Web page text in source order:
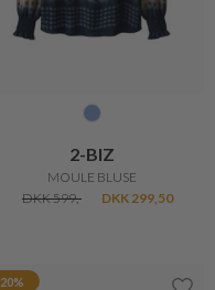
2-BIZ
MOULE BLUSE
DKK 599,-
DKK 299,50
20%